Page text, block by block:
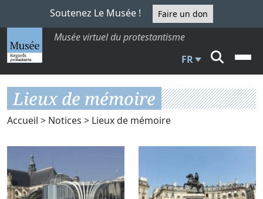
Soutenez Le Musée ! Faire un don
Musée virtuel du protestantisme
FR
Lieux de mémoire
Accueil > Notices > Lieux de mémoire